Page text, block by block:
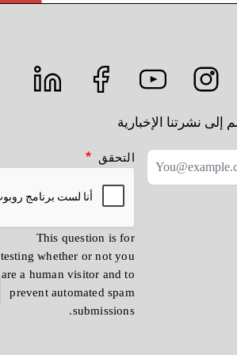
إلى نشرتنا الإخبارية
التحقق
This question is for
testing whether or not you
are a human visitor and to
prevent automated spam
submissions.